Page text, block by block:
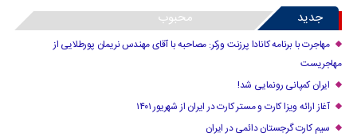
جدید محبوب
مهاجرت با برنامه کانادا پرزنت ورکر: مصاحبه با آقای مهندس نریمان پورطلایی از
مهاجریست
ایران کمپانی رونمایی شد!
آغاز ارائه ویزا کارت و مستر کارت در ایران از شهریور ۱۴۰۱
سیم کارت گرجستان دائمی در ایران